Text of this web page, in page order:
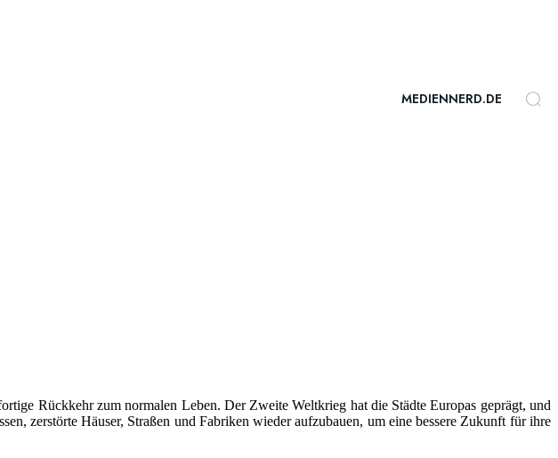
MEDIENNERD.DE
Rückkehr zum normalen Leben. Der Zweite Weltkrieg hat die Städte Europas geprägt, und
zerstörte Häuser, Straßen und Fabriken wieder aufzubauen, um eine bessere Zukunft für ihre